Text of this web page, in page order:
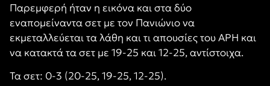
Παρεμφερή ήταν η εικόνα και στα δύο
εναπομείναντα σετ με τον Πανιώνιο να
εκμεταλλεύεται τα λάθη και τι απουσίες του ΑΡΗ και
να κατακτά τα σετ με 19-25 και 12-25, αντίστοιχα.
Τα σετ: 0-3 (20-25, 19-25, 12-25).